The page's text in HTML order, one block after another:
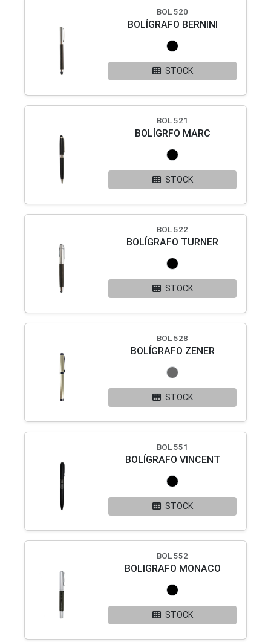
BOL 520
BOLÍGRAFO BERNINI
STOCK
BOL 521
BOLÍGRFO MARC
STOCK
BOL 522
BOLÍGRAFO TURNER
STOCK
BOL 528
BOLÍGRAFO ZENER
STOCK
BOL 551
BOLÍGRAFO VINCENT
STOCK
BOL 552
BOLIGRAFO MONACO
STOCK